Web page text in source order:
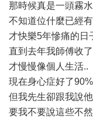
那時候真是一頭霧水
不知道位什麼已經
才快樂5年慘痛的日
直到去年我師傅收
才慢慢像個人生活..
現在身心症好了90%
但我先生卻跟我說
要我不要說這些不